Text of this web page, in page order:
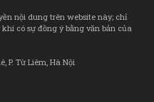
nội dung trên website này; chỉ
có sự đồng ý bằng văn bản của
P. Từ Liêm, Hà Nội